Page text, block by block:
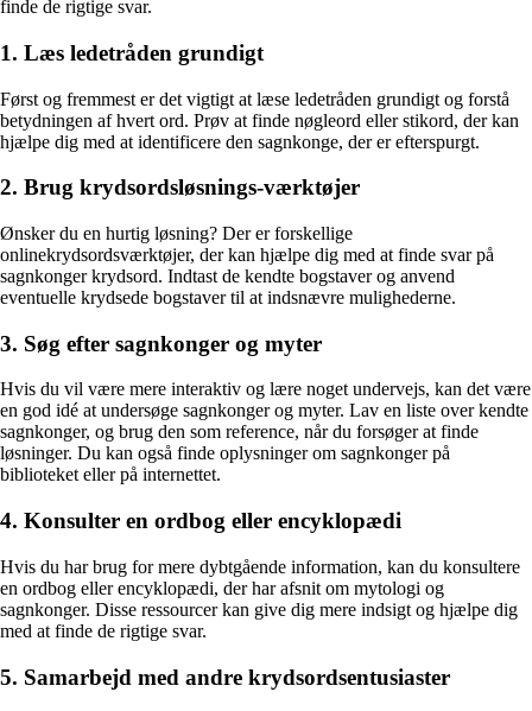
finde de rigtige svar.
1. Læs ledetråden grundigt
Først og fremmest er det vigtigt at læse ledetråden grundigt og forstå
betydningen af ​​hvert ord. Prøv at finde nøgleord eller stikord, der kan
hjælpe dig med at identificere den sagnkonge, der er efterspurgt.
2. Brug krydsordsløsnings-værktøjer
Ønsker du en hurtig løsning? Der er forskellige
onlinekrydsordsværktøjer, der kan hjælpe dig med at finde svar på
sagnkonger krydsord. Indtast de kendte bogstaver og anvend
eventuelle krydsede bogstaver til at indsnævre mulighederne.
3. Søg efter sagnkonger og myter
Hvis du vil være mere interaktiv og lære noget undervejs, kan det være
en god idé at undersøge sagnkonger og myter. Lav en liste over kendte
sagnkonger, og brug den som reference, når du forsøger at finde
løsninger. Du kan også finde oplysninger om sagnkonger på
biblioteket eller på internettet.
4. Konsulter en ordbog eller encyklopædi
Hvis du har brug for mere dybtgående information, kan du konsultere
en ordbog eller encyklopædi, der har afsnit om mytologi og
sagnkonger. Disse ressourcer kan give dig mere indsigt og hjælpe dig
med at finde de rigtige svar.
5. Samarbejd med andre krydsordsentusiaster